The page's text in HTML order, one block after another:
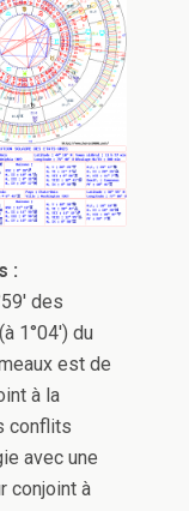
:
des
1°04′) du
est de
à la
conflits
avec une
conjoint à